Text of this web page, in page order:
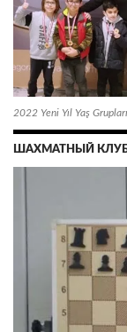
2022 Yeni Yıl Yaş
ШАХМАТНЫЙ